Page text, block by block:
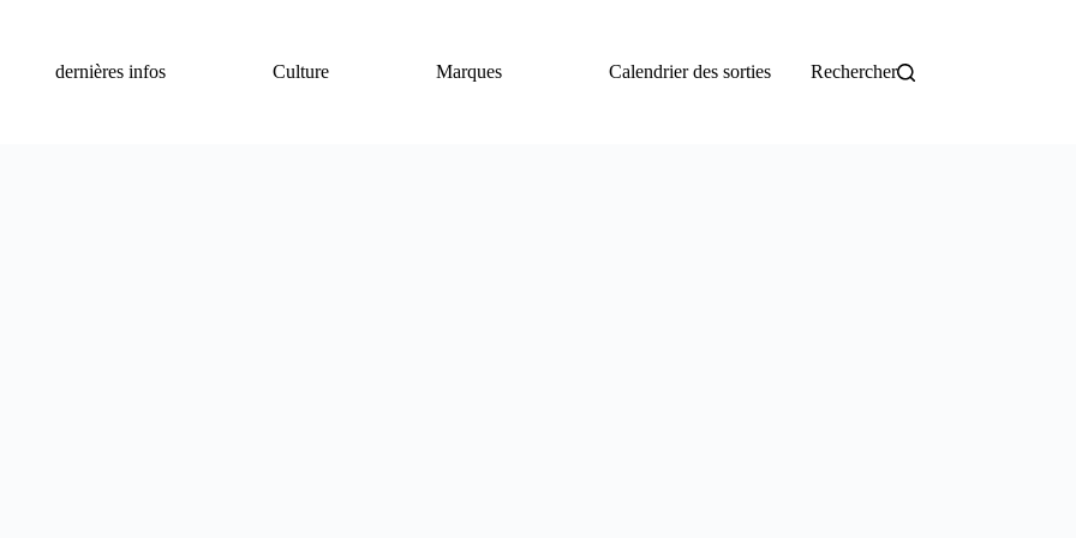
dernières infos
Culture Marques Calendrier des sorties Rechercher